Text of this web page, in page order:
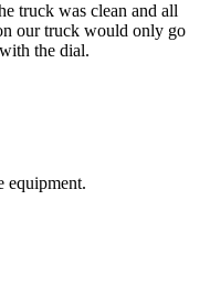
truck was clean and all
our truck would only go
the dial.
equipment.